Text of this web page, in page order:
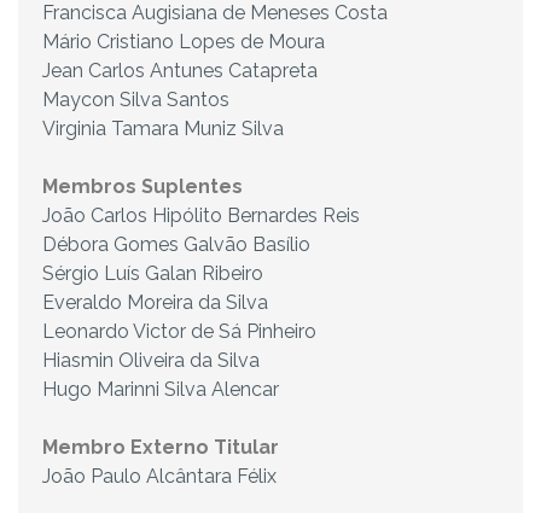
Francisca Augisiana de Meneses Costa
Mário Cristiano Lopes de Moura
Jean Carlos Antunes Catapreta
Maycon Silva Santos
Virginia Tamara Muniz Silva
Membros Suplentes
João Carlos Hipólito Bernardes Reis
Débora Gomes Galvão Basílio
Sérgio Luís Galan Ribeiro
Everaldo Moreira da Silva
Leonardo Victor de Sá Pinheiro
Hiasmin Oliveira da Silva
Hugo Marinni Silva Alencar
Membro Externo Titular
João Paulo Alcântara Félix